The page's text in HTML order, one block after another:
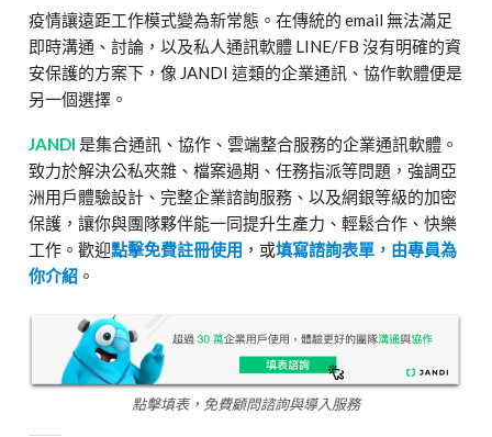
疫情讓遠距工作模式變為新常態。在傳統的 email 無法滿足
即時溝通、討論，以及私人通訊軟體 LINE/FB 沒有明確的資
安保護的方案下，像 JANDI 這類的企業通訊、協作軟體便是
另一個選擇。
JANDI 是集合通訊、協作、雲端整合服務的企業通訊軟體。
致力於解決公私夾雜、檔案過期、任務指派等問題，強調亞
洲用戶體驗設計、完整企業諮詢服務、以及網銀等級的加密
保護，讓你與團隊夥伴能一同提升生產力、輕鬆合作、快樂
工作。歡迎點擊免費註冊使用 ，或填寫諮詢表單，由專員為
你介紹 。
點擊填表，免費顧問諮詢與導入服務